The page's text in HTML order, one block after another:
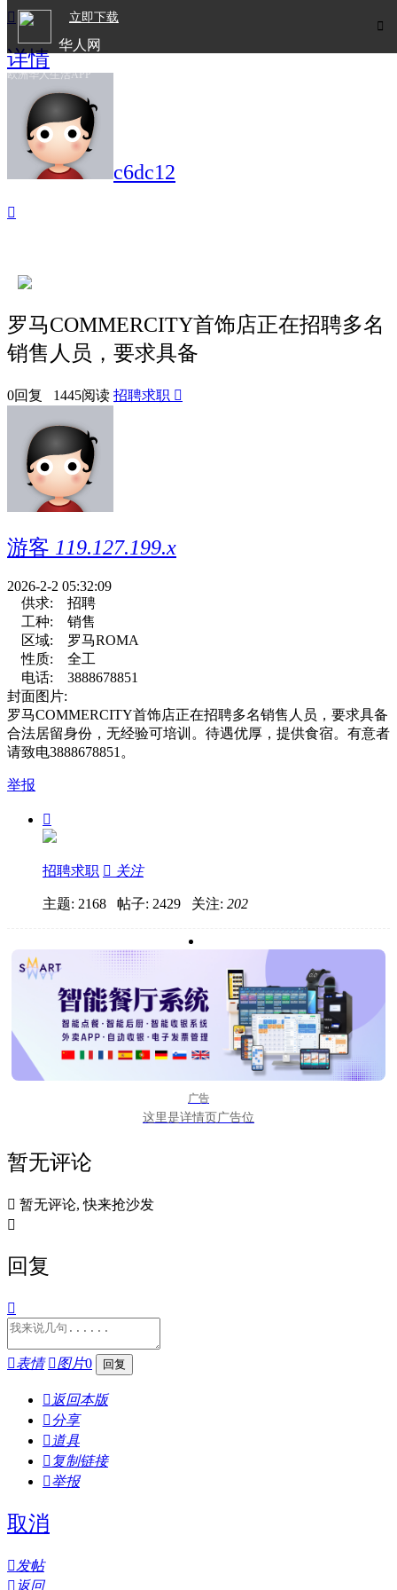

立即下载
华人网
欧洲华人生活APP

详情
c6dc12

罗马COMMERCITY首饰店正在招聘多名
销售人员，要求具备
0回复 1445阅读 招聘求职 
游客 119.127.199.x
2026-2-2 05:32:09
供求:
招聘
工种:
销售
区域:
罗马ROMA
性质:
全工
电话:
3888678851
封面图片:
罗马COMMERCITY首饰店正在招聘多名销售人员，要求具备
合法居留身份，无经验可培训。待遇优厚，提供食宿。有意者
请致电3888678851。
举报

招聘求职  关注
主题: 2168 帖子: 2429 关注: 202
广告
这里是详情页广告位
暂无评论
 暂无评论, 快来抢沙发

回复

表情 图片0
 返回本版
分享
 道具
 复制链接
举报
取消
发帖
 返回